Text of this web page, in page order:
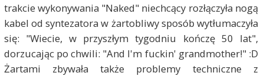
trakcie wykonywania "Naked" niechcący rozłączyła nogą
kabel od syntezatora w żartobliwy sposób wytłumaczyła
się: "Wiecie, w przyszłym tygodniu kończę 50 lat",
dorzucając po chwili: "And I'm fuckin' grandmother!" :D
Żartami zbywała także problemy techniczne z